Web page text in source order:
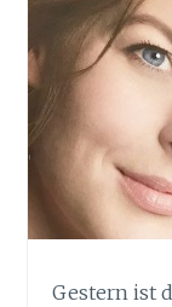
Gestern ist